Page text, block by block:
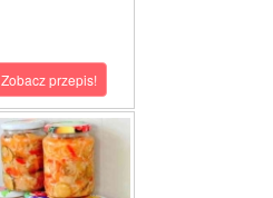
Zobacz przepis!